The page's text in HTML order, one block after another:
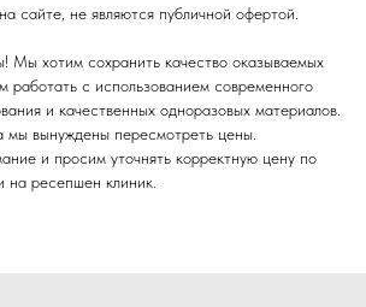
сайте, не являются публичной офертой.
Мы хотим сохранить качество оказываемых
работать с использованием современного
и качественных одноразовых материалов.
мы вынуждены пересмотреть цены.
и просим уточнять корректную цену по
на ресепшен клиник.